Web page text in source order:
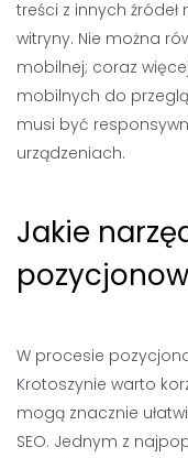
treści z innych
witryny. Nie można
mobilnej; coraz
mobilnych do
musi być
urządzeniach.
Jakie
W procesie
Krotoszynie warto
mogą znacznie
SEO. Jednym z